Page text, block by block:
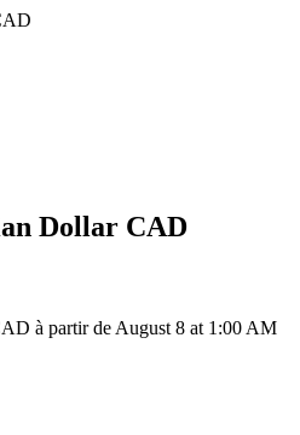
Dollar CAD
à partir de August 8 at 1:00 AM